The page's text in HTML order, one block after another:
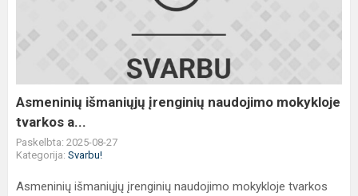
mokykloje
Asmeninių išmaniųjų įrenginių naudojimo mokykloje
tvarkos a...
Paskelbta: 2025-08-27
Kategorija: Svarbu!
Asmeninių išmaniųjų įrenginių naudojimo mokykloje tvarkos